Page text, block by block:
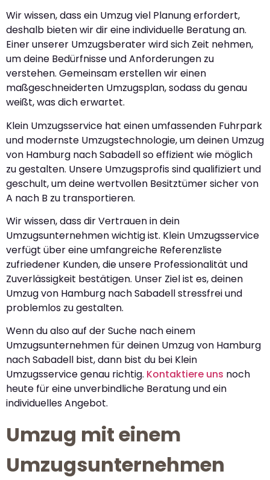
Wir wissen, dass ein Umzug viel Planung erfordert,
deshalb bieten wir dir eine individuelle Beratung an.
Einer unserer Umzugsberater wird sich Zeit nehmen,
um deine Bedürfnisse und Anforderungen zu
verstehen. Gemeinsam erstellen wir einen
maßgeschneiderten Umzugsplan, sodass du genau
weißt, was dich erwartet.
Klein Umzugsservice hat einen umfassenden Fuhrpark
und modernste Umzugstechnologie, um deinen Umzug
von Hamburg nach Sabadell so effizient wie möglich
zu gestalten. Unsere Umzugsprofis sind qualifiziert und
geschult, um deine wertvollen Besitztümer sicher von
A nach B zu transportieren.
Wir wissen, dass dir Vertrauen in dein
Umzugsunternehmen wichtig ist. Klein Umzugsservice
verfügt über eine umfangreiche Referenzliste
zufriedener Kunden, die unsere Professionalität und
Zuverlässigkeit bestätigen. Unser Ziel ist es, deinen
Umzug von Hamburg nach Sabadell stressfrei und
problemlos zu gestalten.
Wenn du also auf der Suche nach einem
Umzugsunternehmen für deinen Umzug von Hamburg
nach Sabadell bist, dann bist du bei Klein
Umzugsservice genau richtig. Kontaktiere uns noch
heute für eine unverbindliche Beratung und ein
individuelles Angebot.
Umzug mit einem
Umzugsunternehmen